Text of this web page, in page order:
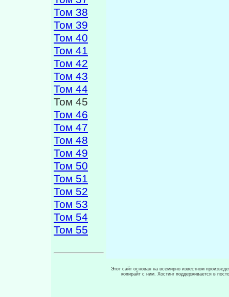
Том 38
Том 39
Том 40
Том 41
Том 42
Том 43
Том 44
Том 45
Том 46
Том 47
Том 48
Том 49
Том 50
Том 51
Том 52
Том 53
Том 54
Том 55
Этот сайт основан на всемирно известном
копирайт с ним. Хостинг поддерживается в